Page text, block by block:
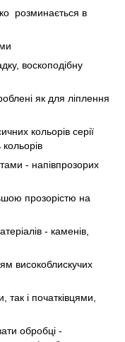
розминається в
воскоподібну
як для ліплення
кольорів серії
- напівпрозорих
прозорістю на
- каменів,
високоблискучих
і початківцями,
обробці -